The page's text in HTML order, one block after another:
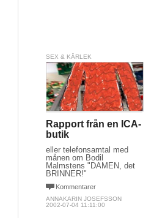
SEX & KÄRLEK
Rapport från en ICA-
butik
eller telefonsamtal med
månen om Bodil
Malmstens "DAMEN, det
BRINNER!"
Kommentarer
ANNAKARIN JOSEFSSON
2002-07-04 11:11:00